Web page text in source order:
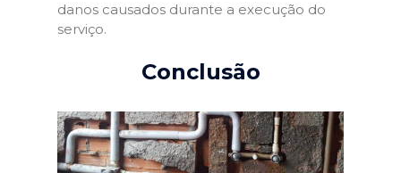
danos causados durante a execução do
serviço.
Conclusão